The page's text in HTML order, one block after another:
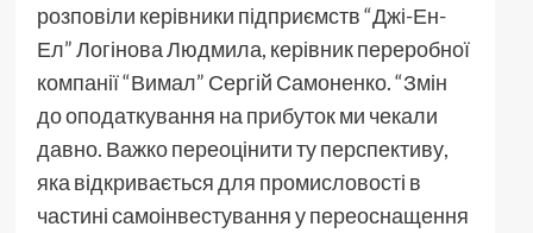
розповіли керівники підприємств “Джі-Ен-
Ел” Логінова Людмила, керівник переробної
компанії “Вимал” Сергій Самоненко. “Змін
до оподаткування на прибуток ми чекали
давно. Важко переоцінити ту перспективу,
яка відкривається для промисловості в
частині самоінвестування у переоснащення